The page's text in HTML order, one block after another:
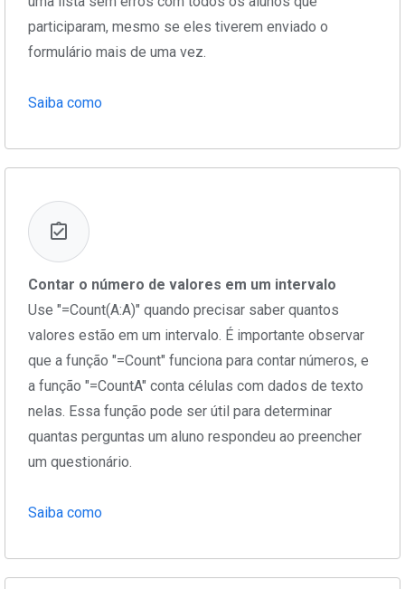
participaram, mesmo se eles tiverem enviado o
formulário mais de uma vez.
Saiba como
Contar o número de valores em um intervalo
Use "=Count(A:A)" quando precisar saber quantos
valores estão em um intervalo. É importante observar
que a função "=Count" funciona para contar números, e
a função "=CountA" conta células com dados de texto
nelas. Essa função pode ser útil para determinar
quantas perguntas um aluno respondeu ao preencher
um questionário.
Saiba como